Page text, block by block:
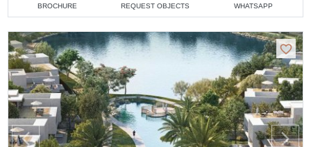
BROCHURE REQUEST OBJECTS WHATSAPP